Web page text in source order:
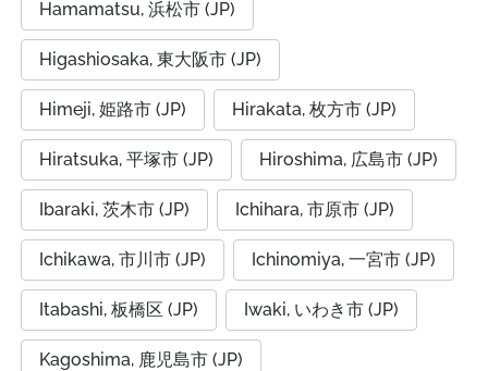
Hamamatsu, 浜松市 (JP)
Higashiosaka, 東大阪市 (JP)
Himeji, 姫路市 (JP) Hirakata, 枚方市 (JP)
Hiratsuka, 平塚市 (JP) Hiroshima, 広島市 (JP)
Ibaraki, 茨木市 (JP) Ichihara, 市原市 (JP)
Ichikawa, 市川市 (JP) Ichinomiya, 一宮市 (JP)
Itabashi, 板橋区 (JP) Iwaki, いわき市 (JP)
Kagoshima, 鹿児島市 (JP)